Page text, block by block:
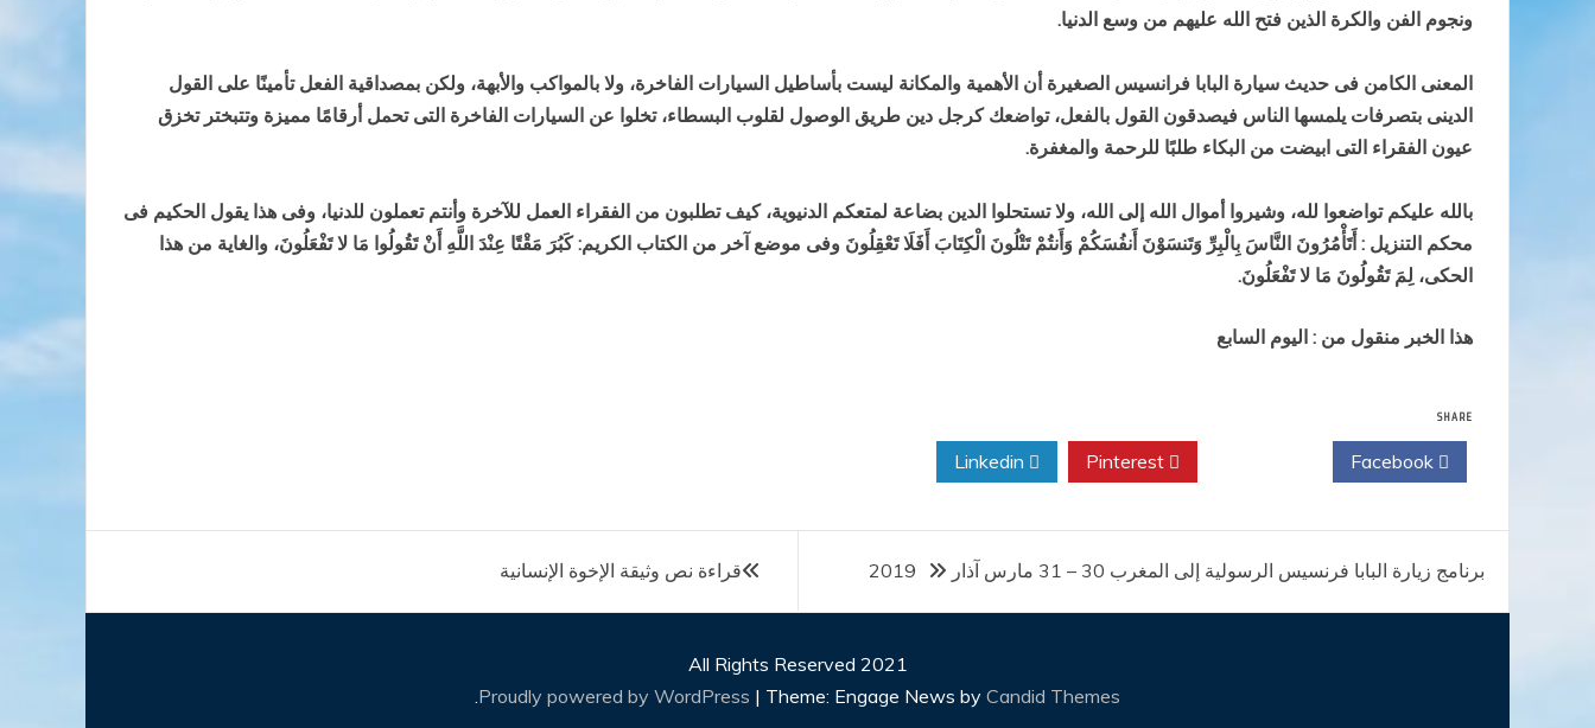
ونجوم الفن والكرة الذين فتح الله عليهم من وسع الدنيا.
المعنى الكامن فى حديث سيارة البابا فرانسيس الصغيرة أن الأهمية والمكانة ليست بأساطيل السيارات الفاخرة، ولا بالمواكب والأبهة، ولكن بمصداقية الفعل تأمينًا على القول
الدينى بتصرفات يلمسها الناس فيصدقون القول بالفعل، تواضعك كرجل دين طريق الوصول لقلوب البسطاء، تخلوا عن السيارات الفاخرة التى تحمل أرقامًا مميزة وتتبختر تخزق
عيون الفقراء التى ابيضت من البكاء طلبًا للرحمة والمغفرة.
بالله عليكم تواضعوا لله، وشيروا أموال الله إلى الله، ولا تستحلوا الدين بضاعة لمتعكم الدنيوية، كيف تطلبون من الفقراء العمل للآخرة وأنتم تعملون للدنيا، وفى هذا يقول الحكيم فى
محكم التنزيل : أَتَأْمُرُونَ النَّاسَ بِالْبِرِّ وَتَنسَوْنَ أَنفُسَكُمْ وَأَنتُمْ تَتْلُونَ الْكِتَابَ أَفَلَا تَعْقِلُونَ وفى موضع آخر من الكتاب الكريم: كَبُرَ مَقْتًا عِنْدَ اللَّهِ أَنْ تَقُولُوا مَا لا تَفْعَلُونَ، والغاية من هذا
الحكى، لِمَ تَقُولُونَ مَا لا تَفْعَلُونَ.
هذا الخبر منقول من : اليوم السابع
SHARE
تصفّح
المقالات
قراءة نص وثيقة الإخوة الإنسانية برنامج زيارة البابا فرنسيس الرسولية إلى المغرب 30 – 31 مارس آذار 2019
All Rights Reserved 2021
Proudly powered by WordPress | Theme: Engage News by Candid Themes
.